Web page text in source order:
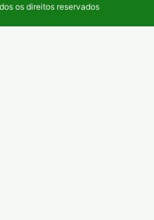
os direitos reservados